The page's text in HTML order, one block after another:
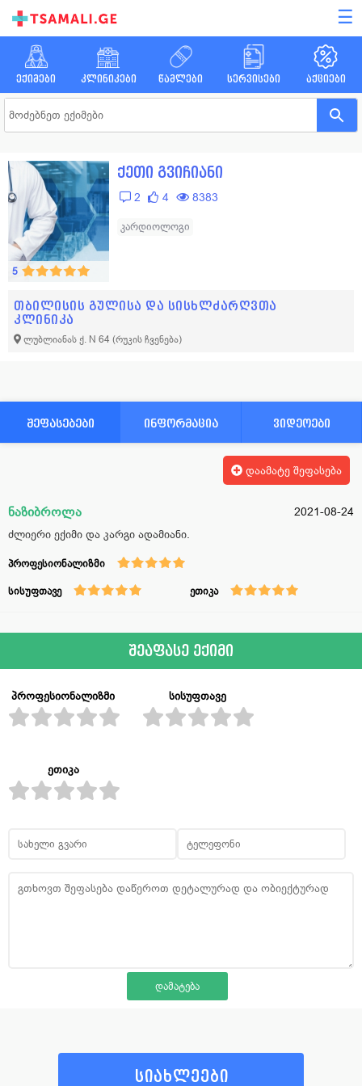
☰
ექიმები კლინიკები წამლები სერვისები აქციები
5
ქეთი გვიჩიანი
2 4 8383
კარდიოლოგი
თბილისის გულისა და სისხლძარღვთა
კლინიკა
ლუბლიანას ქ. N 64 (რუკის ჩვენება)
შეფასებები ინფორმაცია ვიდეოები
დაამატე შეფასება
ნაზიბროლა
2021-08-24
ძლიერი ექიმი და კარგი ადამიანი.
პროფესიონალიზმი
სისუფთავე ეთიკა
შეაფასე ექიმი
პროფესიონალიზმი სისუფთავე
ეთიკა
სიახლეები